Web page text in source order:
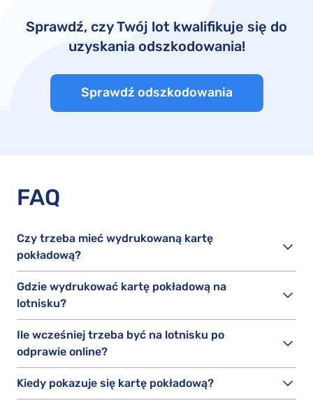
Sprawdź, czy Twój lot kwalifikuje się do
uzyskania odszkodowania!
Sprawdź odszkodowania
FAQ
Czy trzeba mieć wydrukowaną kartę
pokładową?
Gdzie wydrukować kartę pokładową na
lotnisku?
Ile wcześniej trzeba być na lotnisku po
odprawie online?
Kiedy pokazuje się kartę pokładową?